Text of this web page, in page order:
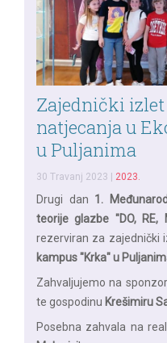
Zajednički
natjecanja u
u Puljanima
30 Travanj 2023 2023.
Drugi dan 1.
teorije glazbe "DO, RE,
rezerviran za zajednički
kampus "Krka" u
Zahvaljujemo na
te gospodinu Krešimiru
Posebna zahvala na